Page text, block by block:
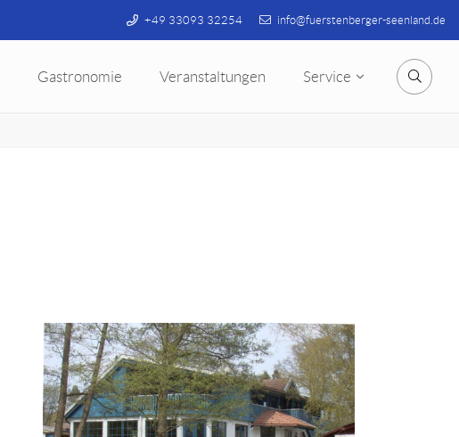
+49 33093 32254 info@fuerstenberger-seenland.de
Gastronomie Veranstaltungen Service Suche